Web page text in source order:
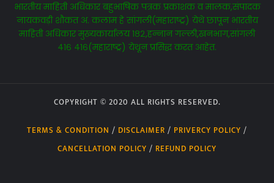
भारतीय माहिती अधिकार बहुभाषिक पत्रक प्रकाशक व मालक,संपादक
नायकवड़ी शौकत अ. कलाम हे सांगली(महाराष्ट्र) येथे छापून भारतीय
माहिती अधिकार मुख्यकार्यालय १८२,हन्नान गल्ली,खनभाग,सांगली
४१६ ४१६(महाराष्ट्र) येथून प्रसिद्ध करत आहेत.
COPYRIGHT © 2020 ALL RIGHTS RESERVED.
TERMS & CONDITION / DISCLAIMER / PRIVERCY POLICY /
CANCELLATION POLICY / REFUND POLICY